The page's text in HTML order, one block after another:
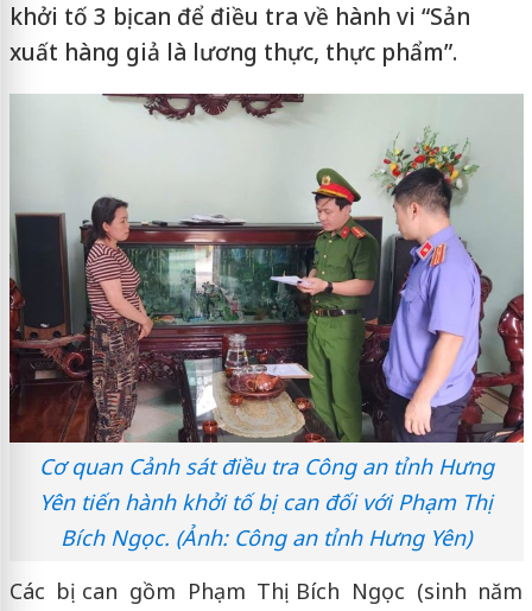
khởi tố 3 bị can để điều tra về hành vi “Sản
xuất hàng giả là lương thực, thực phẩm”.
Cơ quan Cảnh sát điều tra Công an tỉnh Hưng
Yên tiến hành khởi tố bị can đối với Phạm Thị
Bích Ngọc. (Ảnh: Công an tỉnh Hưng Yên)
Các bị can gồm Phạm Thị Bích Ngọc (sinh năm